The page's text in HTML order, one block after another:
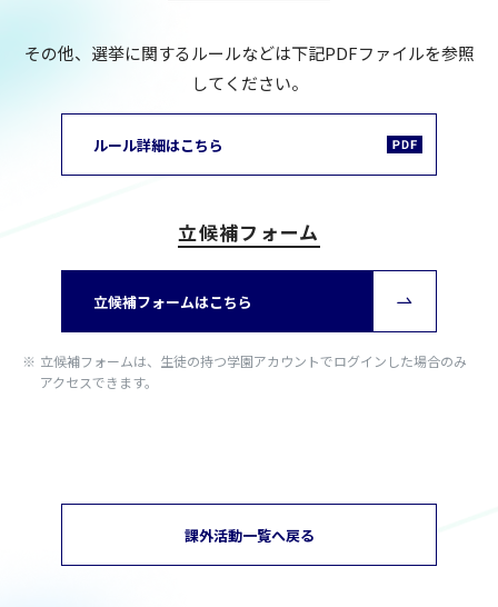
その他、選挙に関するルールなどは下記PDFファイルを参照
してください。
ルール詳細はこちら
立候補フォーム
立候補フォームはこちら
立候補フォームは、生徒の持つ学園アカウントでログインした場合のみ
アクセスできます。
課外活動一覧へ戻る